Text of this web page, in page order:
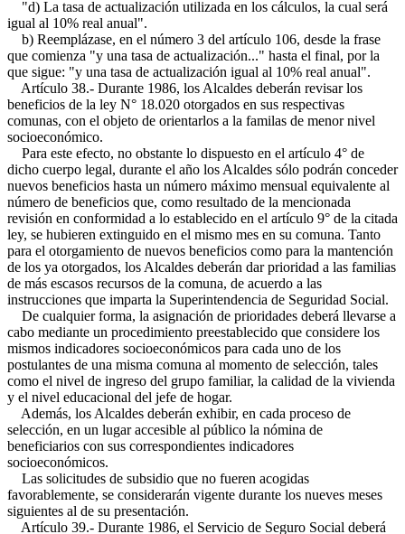
"d) La tasa de actualización utilizada en los cálculos, la cual será
igual al 10% real anual".
b) Reemplázase, en el número 3 del artículo 106, desde la frase
que comienza "y una tasa de actualización..." hasta el final, por la
que sigue: "y una tasa de actualización igual al 10% real anual".
Artículo 38.- Durante 1986, los Alcaldes deberán revisar los
beneficios de la ley N° 18.020 otorgados en sus respectivas
comunas, con el objeto de orientarlos a la familas de menor nivel
socioeconómico.
Para este efecto, no obstante lo dispuesto en el artículo 4° de
dicho cuerpo legal, durante el año los Alcaldes sólo podrán conceder
nuevos beneficios hasta un número máximo mensual equivalente al
número de beneficios que, como resultado de la mencionada
revisión en conformidad a lo establecido en el artículo 9° de la citada
ley, se hubieren extinguido en el mismo mes en su comuna. Tanto
para el otorgamiento de nuevos beneficios como para la mantención
de los ya otorgados, los Alcaldes deberán dar prioridad a las familias
de más escasos recursos de la comuna, de acuerdo a las
instrucciones que imparta la Superintendencia de Seguridad Social.
De cualquier forma, la asignación de prioridades deberá llevarse a
cabo mediante un procedimiento preestablecido que considere los
mismos indicadores socioeconómicos para cada uno de los
postulantes de una misma comuna al momento de selección, tales
como el nivel de ingreso del grupo familiar, la calidad de la vivienda
y el nivel educacional del jefe de hogar.
Además, los Alcaldes deberán exhibir, en cada proceso de
selección, en un lugar accesible al público la nómina de
beneficiarios con sus correspondientes indicadores
socioeconómicos.
Las solicitudes de subsidio que no fueren acogidas
favorablemente, se considerarán vigente durante los nueves meses
siguientes al de su presentación.
Artículo 39.- Durante 1986, el Servicio de Seguro Social deberá